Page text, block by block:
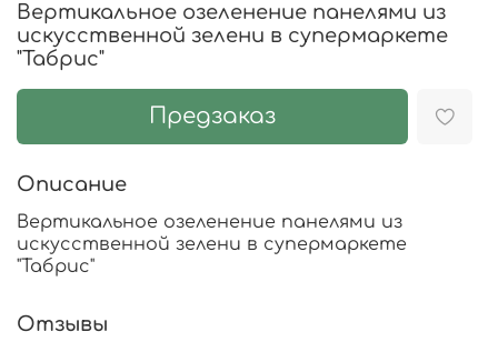
Вертикальное озеленение панелями из
искусственной зелени в супермаркете
"Табрис"
Предзаказ
Описание
Вертикальное озеленение панелями из
искусственной зелени в супермаркете
"Табрис"
Отзывы